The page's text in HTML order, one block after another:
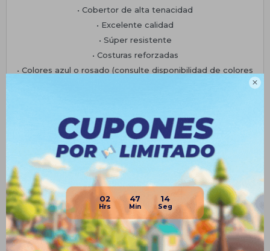

02 47 14
• Cobertor de alta tenacidad
• Excelente calidad
• Súper resistente
• Costuras reforzadas
• Colores azul o rosado (consulte disponibilidad de colores
Envíos
Medios de pago
Productos que te pueden interesar